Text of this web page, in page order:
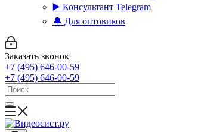
▶️ Консультант Telegram
🔔 Для оптовиков
Заказать звонок
+7 (495) 646-00-59
+7 (495) 646-00-59